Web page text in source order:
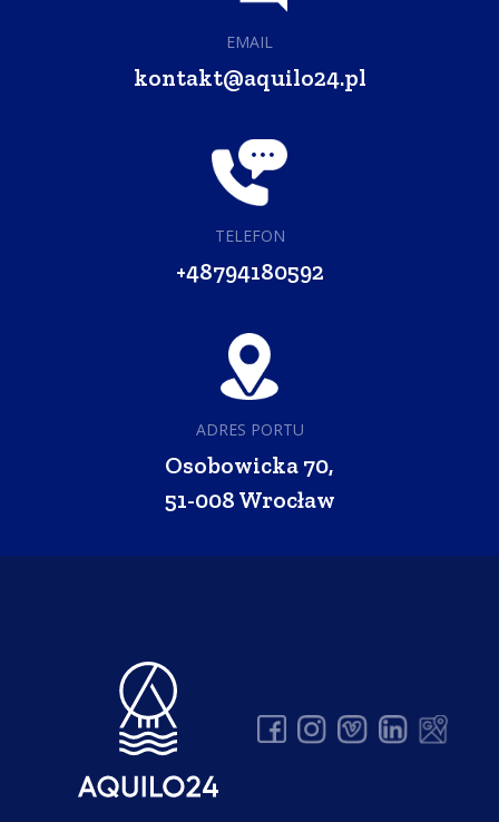
EMAIL
kontakt@aquilo24.pl
TELEFON
+48794180592
ADRES PORTU
Osobowicka 70,
51-008 Wrocław